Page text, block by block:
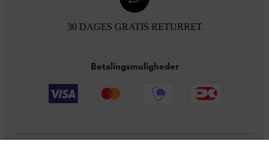
30 DAGES GRATIS RETURRET
Betalingsmuligheder